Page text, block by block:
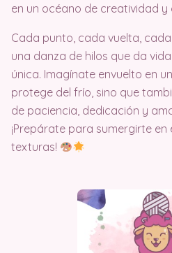
en un océano de creatividad y
Cada punto, cada vuelta,
una danza de hilos que da
única. Imagínate envuelto en
protege del frío, sino que
de paciencia, dedicación y
¡Prepárate para sumergirte
texturas!